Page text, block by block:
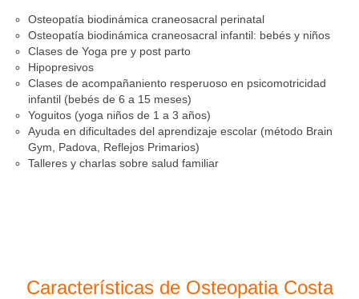
Osteopatía biodinámica craneosacral perinatal
Osteopatía biodinámica craneosacral infantil: bebés y niños
Clases de Yoga pre y post parto
Hipopresivos
Clases de acompañaniento resperuoso en psicomotricidad
infantil (bebés de 6 a 15 meses)
Yoguitos (yoga niños de 1 a 3 años)
Ayuda en dificultades del aprendizaje escolar (método Brain
Gym, Padova, Reflejos Primarios)
Talleres y charlas sobre salud familiar
Características de Osteopatia Costa